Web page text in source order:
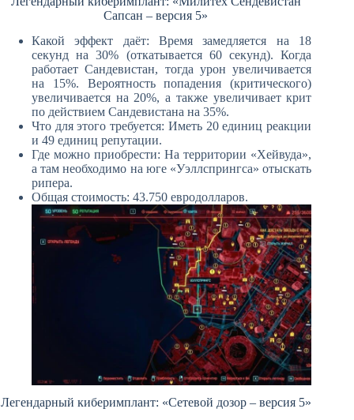
Сапсан – версия 5»
Какой эффект даёт: Время замедляется на 18
секунд на 30% (откатывается 60 секунд). Когда
работает Сандевистан, тогда урон увеличивается
на 15%. Вероятность попадения (критического)
увеличивается на 20%, а также увеличивает крит
по действием Сандевистана на 35%.
Что для этого требуется: Иметь 20 единиц реакции
и 49 единиц репутации.
Где можно приобрести: На территории «Хейвуда»,
а там необходимо на юге «Уэллспрингса» отыскать
рипера.
Общая стоимость: 43.750 евродолларов.
Легендарный киберимплант: «Сетевой дозор – версия 5»